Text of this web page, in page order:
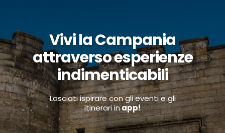
Vivi la Campania
attraverso esperienze
indimenticabili
Lasciati ispirare con gli eventi e gli
itinerari inapp!